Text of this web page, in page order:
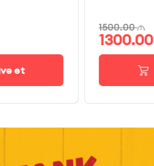
et
1500.00
1300.00